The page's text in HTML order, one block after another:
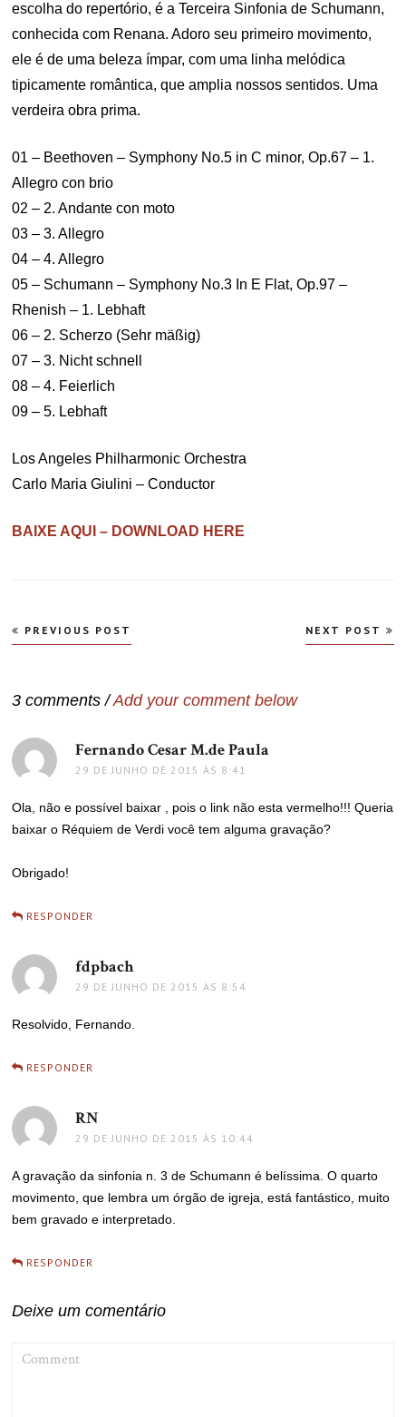
escolha do repertório, é a Terceira Sinfonia de Schumann,
conhecida com Renana. Adoro seu primeiro movimento,
ele é de uma beleza ímpar, com uma linha melódica
tipicamente romântica, que amplia nossos sentidos. Uma
verdeira obra prima.
01 – Beethoven – Symphony No.5 in C minor, Op.67 – 1.
Allegro con brio
02 – 2. Andante con moto
03 – 3. Allegro
04 – 4. Allegro
05 – Schumann – Symphony No.3 In E Flat, Op.97 –
Rhenish – 1. Lebhaft
06 – 2. Scherzo (Sehr mäßig)
07 – 3. Nicht schnell
08 – 4. Feierlich
09 – 5. Lebhaft
Los Angeles Philharmonic Orchestra
Carlo Maria Giulini – Conductor
BAIXE AQUI – DOWNLOAD HERE
Navegação
de
PREVIOUS POST NEXT POST
3 comments /Add your comment below
Fernando Cesar M.de Paula
29 DE JUNHO DE 2015 ÀS 8:41
Ola, não e possível baixar , pois o link não esta vermelho!!! Queria
baixar o Réquiem de Verdi você tem alguma gravação?
Obrigado!
RESPONDER
fdpbachdisse:
29 DE JUNHO DE 2015 ÀS 8:54
Resolvido, Fernando.
RESPONDER
RN
29 DE JUNHO DE 2015 ÀS 10:44
A gravação da sinfonia n. 3 de Schumann é belíssima. O quarto
movimento, que lembra um órgão de igreja, está fantástico, muito
bem gravado e interpretado.
RESPONDER
Deixe um comentário